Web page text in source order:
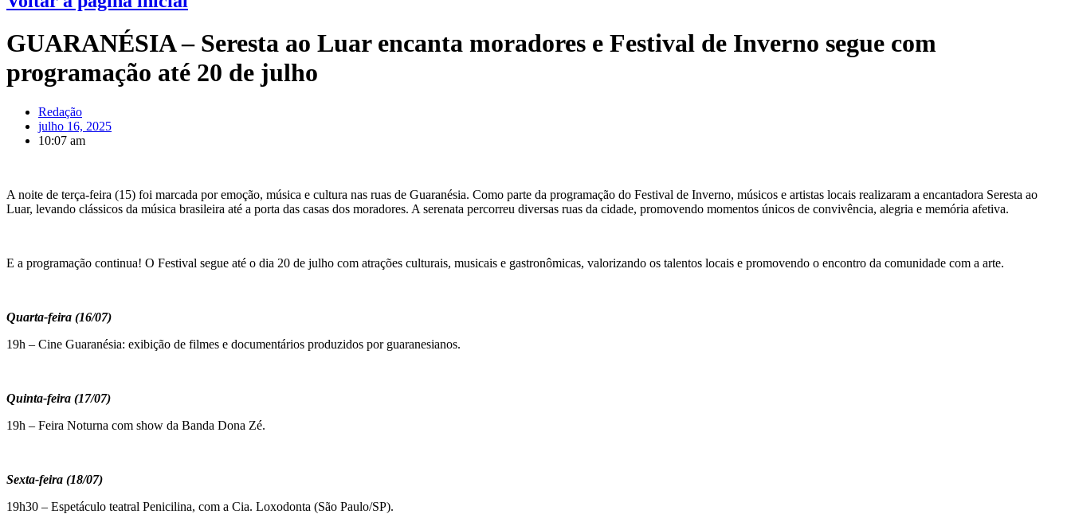
GUARANÉSIA – Seresta ao Luar encanta moradores e Festival de Inverno segue com
programação até 20 de julho
Redação
julho 16, 2025
10:07 am
A noite de terça-feira (15) foi marcada por emoção, música e cultura nas ruas de Guaranésia. Como parte da programação do Festival de Inverno, músicos e artistas locais realizaram a encantadora Seresta ao
Luar, levando clássicos da música brasileira até a porta das casas dos moradores. A serenata percorreu diversas ruas da cidade, promovendo momentos únicos de convivência, alegria e memória afetiva.
E a programação continua! O Festival segue até o dia 20 de julho com atrações culturais, musicais e gastronômicas, valorizando os talentos locais e promovendo o encontro da comunidade com a arte.
Quarta-feira (16/07)
19h – Cine Guaranésia: exibição de filmes e documentários produzidos por guaranesianos.
Quinta-feira (17/07)
19h – Feira Noturna com show da Banda Dona Zé.
Sexta-feira (18/07)
19h30 – Espetáculo teatral Penicilina, com a Cia. Loxodonta (São Paulo/SP).